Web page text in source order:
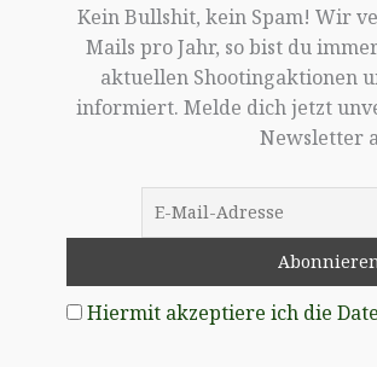
Kein Bullshit, kein Spam! Wir
Mails pro Jahr, so bist du
aktuellen Shootingaktionen
informiert. Melde dich jetzt
Newsletter
Hiermit akzeptiere ich die